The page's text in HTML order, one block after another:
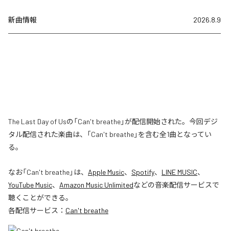
新曲情報 2026.8.9
The Last Day of Usの「Can't breathe」が配信開始された。今回デジ
タル配信された楽曲は、「Can't breathe」を含む全1曲となってい
る。
なお「Can't breathe」は、 Apple Music、 Spotify、 LINE MUSIC、
YouTube Music、 Amazon Music Unlimitedなどの音楽配信サービスで
聴くことができる。
各配信サービス： Can't breathe